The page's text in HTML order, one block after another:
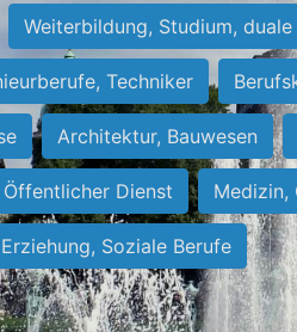
Weiterbildung, Studium,
Techniker
Architektur, Bauwesen
Öffentlicher Dienst Medizin,
Soziale Berufe